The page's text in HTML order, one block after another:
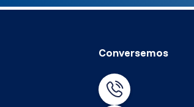
Conversemos